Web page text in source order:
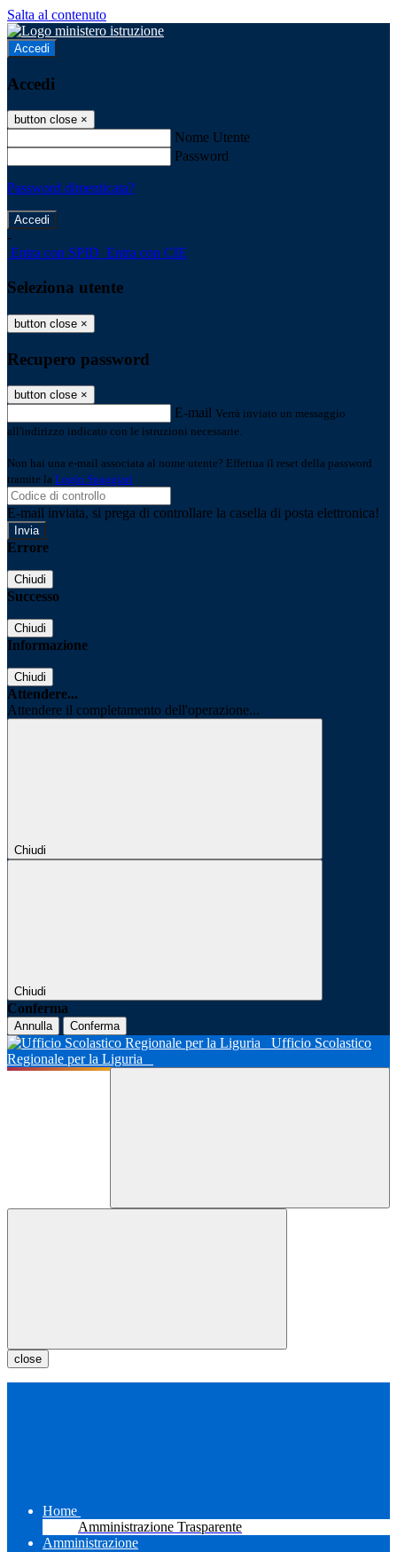
Salta al contenuto
Accedi
Accedi
button close ×
Nome Utente
Password
Password dimenticata?
-
Entra con SPID Entra con CIE
Seleziona utente
button close ×
Recupero password
button close ×
E-mail Verrà inviato un messaggio
all'indirizzo indicato con le istruzioni necessarie.
Non hai una e-mail associata al nome utente? Effettua il reset della password
tramite la Login Spaggiari
E-mail inviata, si prega di controllare la casella di posta elettronica!
Errore
Chiudi
Successo
Chiudi
Informazione
Chiudi
Attendere...
Attendere il completamento dell'operazione...
Chiudi
Chiudi
Conferma
Annulla Conferma
Ufficio Scolastico
Regionale per la Liguria
close
Home
Amministrazione Trasparente
Amministrazione